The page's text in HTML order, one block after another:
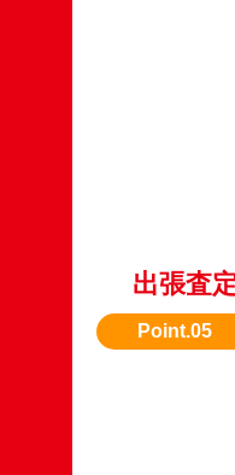
出張査
引き取り